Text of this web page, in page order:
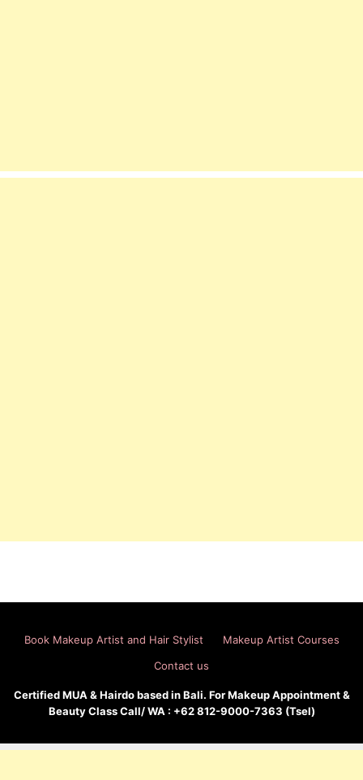
Book Makeup Artist and Hair Stylist
Makeup Artist Courses
Contact us
Certified MUA & Hairdo based in Bali. For Makeup Appointment &
Beauty Class Call/ WA : +62 812-9000-7363 (Tsel)